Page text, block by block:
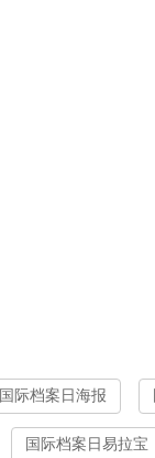
国际档案日海报
国际档案日易拉宝